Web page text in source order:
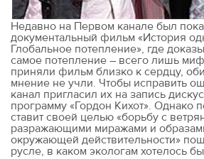
Недавно на Первом канале был
документальный фильм «История
Глобальное потепление», где
самое потепление – всего лишь
приняли фильм близко к сердцу,
мнение не учли. Чтобы исправить
канал пригласил их на запись
программу «Гордон Кихот». Однако
ставит своей целью «борьбу с
разражающими миражами и
окружающей действительности»
русле, в каком экологам хотелось